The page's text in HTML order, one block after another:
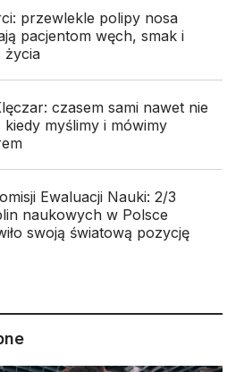
przewlekle polipy nosa
pacjentom węch, smak i
życia
czasem sami nawet nie
kiedy myślimy i mówimy
Ewaluacji Nauki: 2/3
naukowych w Polsce
swoją światową pozycję